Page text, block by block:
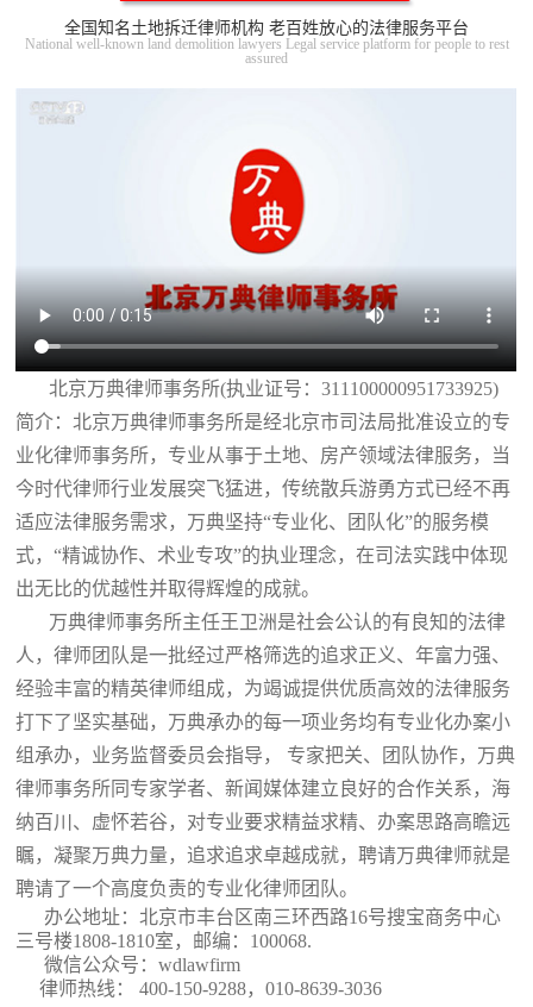
全国知名土地拆迁律师机构 老百姓放心的法律服务平台
National well-known land demolition lawyers Legal service platform for people to rest
assured
北京万典律师事务所(执业证号：311100000951733925)
简介：北京万典律师事务所是经北京市司法局批准设立的专
业化律师事务所，专业从事于土地、房产领域法律服务，当
今时代律师行业发展突飞猛进，传统散兵游勇方式已经不再
适应法律服务需求，万典坚持“专业化、团队化”的服务模
式，“精诚协作、术业专攻”的执业理念，在司法实践中体现
出无比的优越性并取得辉煌的成就。
万典律师事务所主任王卫洲是社会公认的有良知的法律
人，律师团队是一批经过严格筛选的追求正义、年富力强、
经验丰富的精英律师组成，为竭诚提供优质高效的法律服务
打下了坚实基础，万典承办的每一项业务均有专业化办案小
组承办，业务监督委员会指导， 专家把关、团队协作，万典
律师事务所同专家学者、新闻媒体建立良好的合作关系，海
纳百川、虚怀若谷，对专业要求精益求精、办案思路高瞻远
瞩，凝聚万典力量，追求追求卓越成就，聘请万典律师就是
聘请了一个高度负责的专业化律师团队。
办公地址：北京市丰台区南三环西路16号搜宝商务中心
三号楼1808-1810室 ，邮编：100068.
微信公众号：wdlawfirm
律师热线： 400-150-9288，010-8639-3036